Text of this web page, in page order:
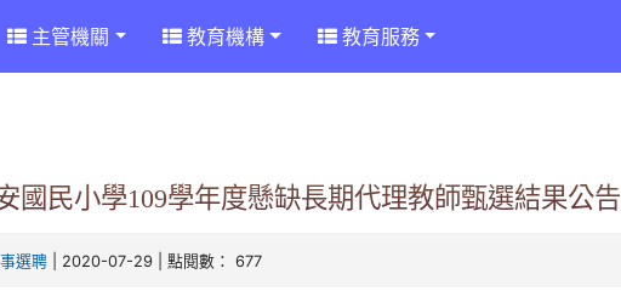
主管機關 教育機構 教育服務
國民小學109學年度懸缺長期代理教師甄選結果公告
選聘 | 2020-07-29 | 點閱數： 677